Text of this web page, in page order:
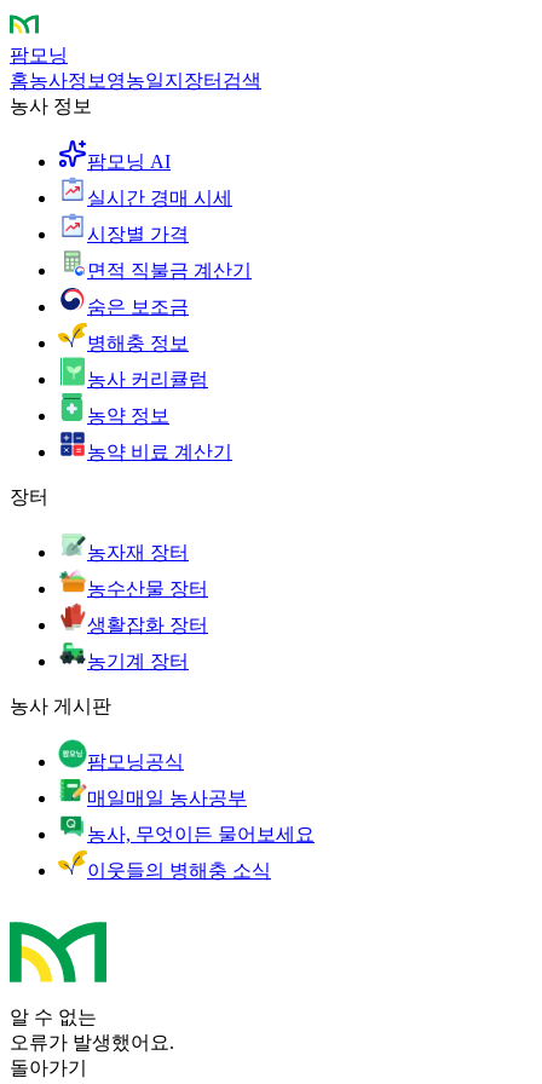
팜모닝
홈농사정보 영농일지 장터 검색
농사 정보
팜모닝 AI
실시간 경매 시세
시장별 가격
면적 직불금 계산기
숨은 보조금
병해충 정보
농사 커리큘럼
농약 정보
농약 비료 계산기
장터
농자재 장터
농수산물 장터
생활잡화 장터
농기계 장터
농사 게시판
팜모닝공식
매일매일 농사공부
농사, 무엇이든 물어보세요
이웃들의 병해충 소식
알 수 없는
오류가 발생했어요.
돌아가기